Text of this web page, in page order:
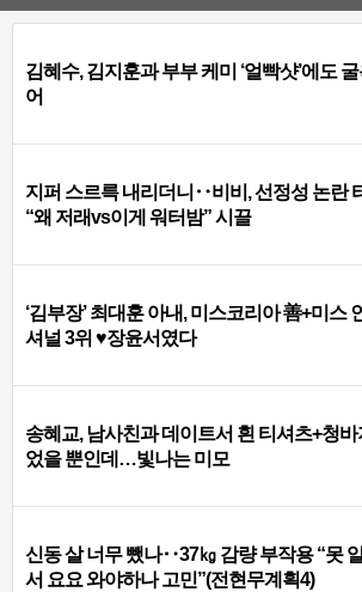
김혜수, 김지훈과 부부 케미 ‘얼빡샷’에도
어
지퍼 스르륵 내리더니‥비비, 선정성 논란
“왜 저래vs이게 워터밤” 시끌
‘김부장’ 최대훈 아내, 미스코리아 善+미스
셔널 3위 ♥장윤서였다
송혜교, 남사친과 데이트서 흰 티셔츠+청바
었을 뿐인데…빛나는 미모
신동 살 너무 뺐나‥37㎏ 감량 부작용 “못
서 요요 와야하나 고민”(전현무계획4)